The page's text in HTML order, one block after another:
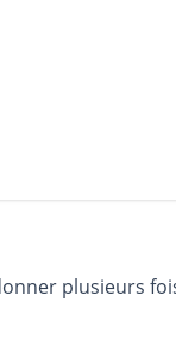
plusieurs